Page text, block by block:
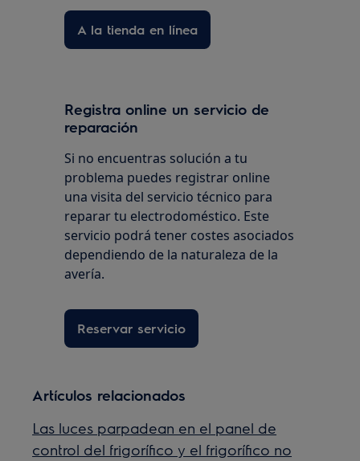
A la tienda en línea
Registra online un servicio de
reparación
Si no encuentras solución a tu
problema puedes registrar online
una visita del servicio técnico para
reparar tu electrodoméstico. Este
servicio podrá tener costes asociados
dependiendo de la naturaleza de la
avería.
Reservar servicio
Artículos relacionados
Las luces parpadean en el panel de
control del frigorífico y el frigorífico no